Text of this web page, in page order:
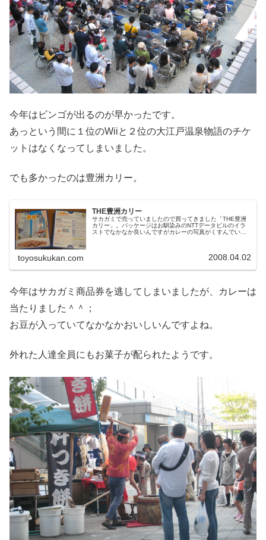
今年はビンゴが出るのが早かったです。
あっという間に１位のWiiと２位の大江戸温泉物語のチケ
ットはなくなってしまいました。
でも多かったのは豊洲カリー。
THE豊洲カリー
サカガミで売っていましたので買ってきました「THE豊洲
カリー」。パッケージはお馴染みのNTTデータビルのイラ
ストでなかなか良いんですがカレーの写真がくすんでいて
toyosukukan.com 2008.04.02
今年はサカガミ商品券を逃してしまいましたが、カレーは
当たりました＾＾；
お豆が入っていてなかなかおいしいんですよね。
外れた人達全員にもお菓子が配られたようです。